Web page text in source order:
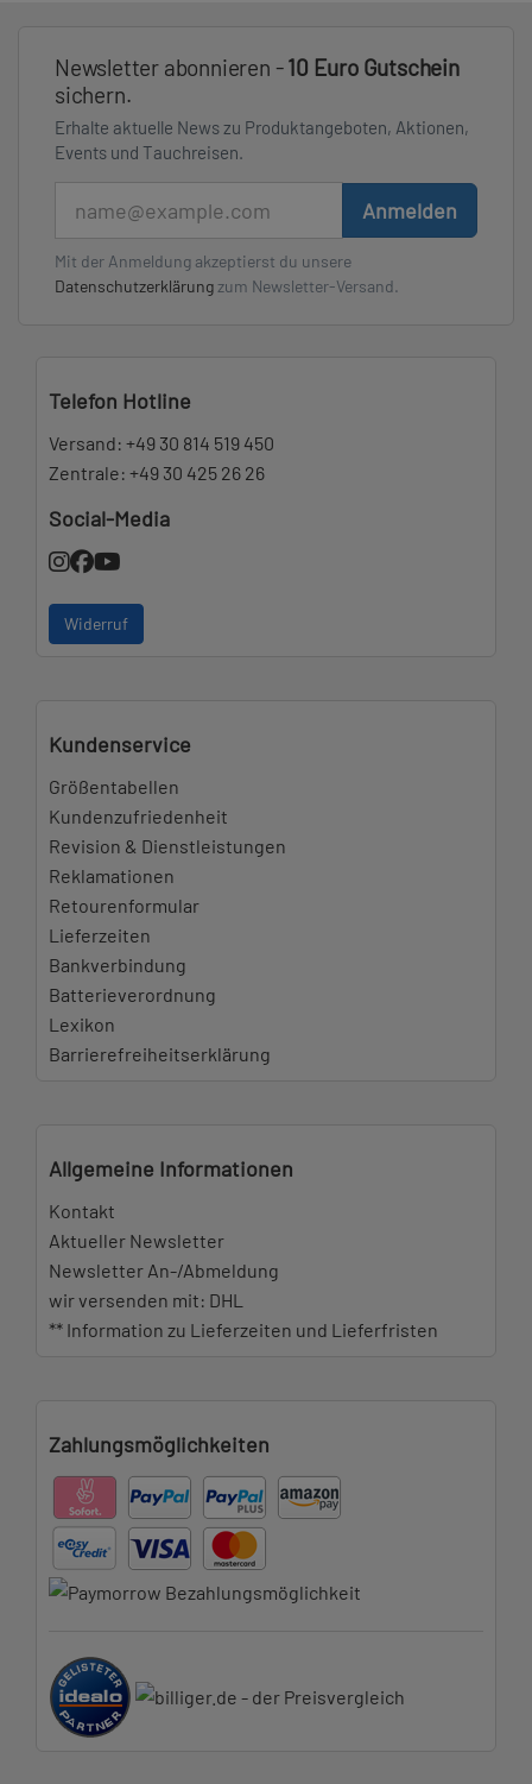
Newsletter abonnieren -10 Euro Gutschein
sichern.
Erhalte aktuelle News zu Produktangeboten, Aktionen,
Events und Tauchreisen.
Anmelden
Mit der Anmeldung akzeptierst du unsere
Datenschutzerklärung zum Newsletter-Versand.
Telefon Hotline
Versand: +49 30 814 519 450
Zentrale: +49 30 425 26 26
Social-Media
Widerruf
Kundenservice
Größentabellen
Kundenzufriedenheit
Revision & Dienstleistungen
Reklamationen
Retourenformular
Lieferzeiten
Bankverbindung
Batterieverordnung
Lexikon
Barrierefreiheitserklärung
Allgemeine Informationen
Kontakt
Aktueller Newsletter
Newsletter An-/Abmeldung
wir versenden mit: DHL
** Information zu Lieferzeiten und Lieferfristen
Zahlungsmöglichkeiten